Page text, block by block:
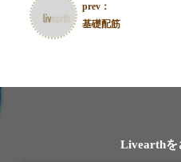
prev：
基礎配筋
Livearthを